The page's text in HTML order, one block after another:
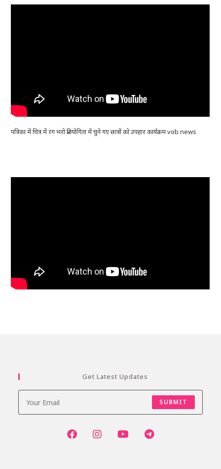
पत्रिका में चित्र में रंग भरो प्रतियोगिता में चुने गए छात्रों को उपहार कार्यक्रम vob news
Get Latest Updates
SUBMIT